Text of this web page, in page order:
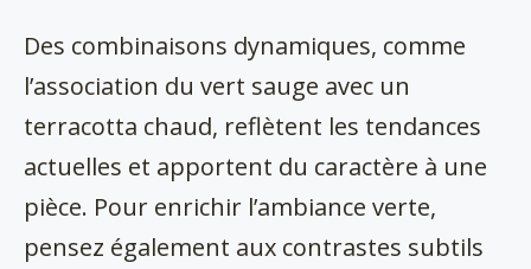
Des combinaisons dynamiques, comme
l’association du vert sauge avec un
terracotta chaud, reflètent les tendances
actuelles et apportent du caractère à une
pièce. Pour enrichir l’ambiance verte,
pensez également aux contrastes subtils